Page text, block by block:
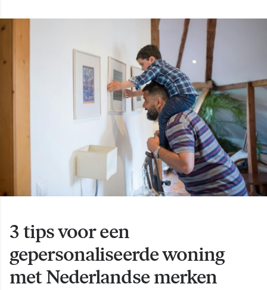
3 tips voor een
gepersonaliseerde woning
met Nederlandse merken